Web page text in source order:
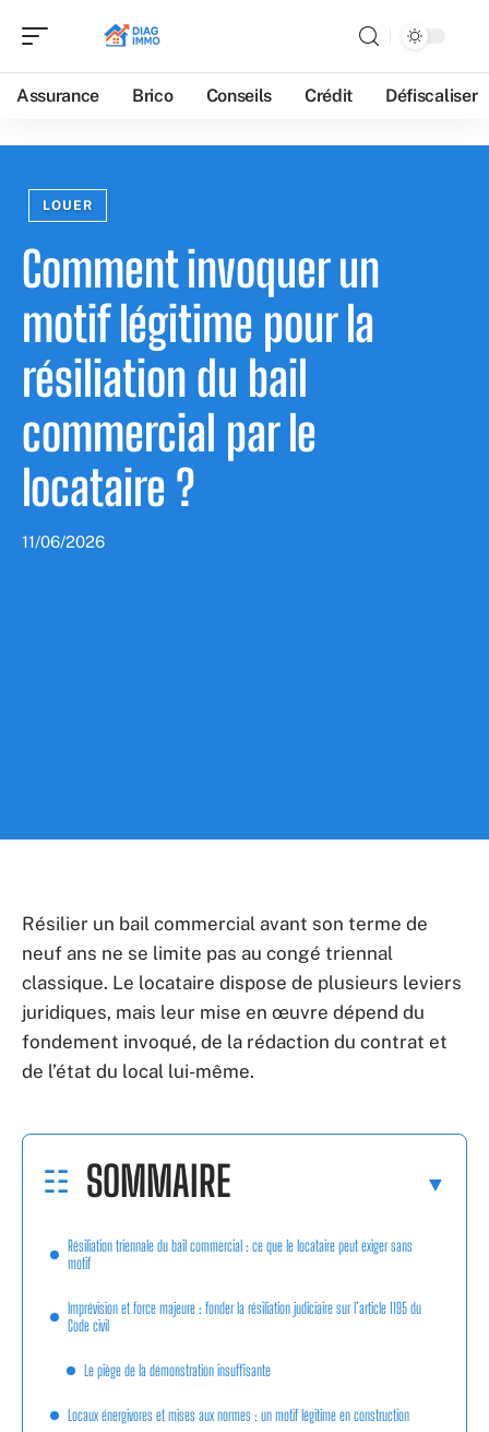
Assurance Brico Conseils Crédit Défiscaliser
LOUER
Comment invoquer un
motif légitime pour la
résiliation du bail
commercial par le
locataire ?
11/06/2026
Résilier un bail commercial avant son terme de
neuf ans ne se limite pas au congé triennal
classique. Le locataire dispose de plusieurs leviers
juridiques, mais leur mise en œuvre dépend du
fondement invoqué, de la rédaction du contrat et
de l’état du local lui-même.
SOMMAIRE
Résiliation triennale du bail commercial : ce que le locataire peut exiger sans
motif
Imprévision et force majeure : fonder la résiliation judiciaire sur l’article 1195 du
Code civil
Le piège de la démonstration insuffisante
Locaux énergivores et mises aux normes : un motif légitime en construction